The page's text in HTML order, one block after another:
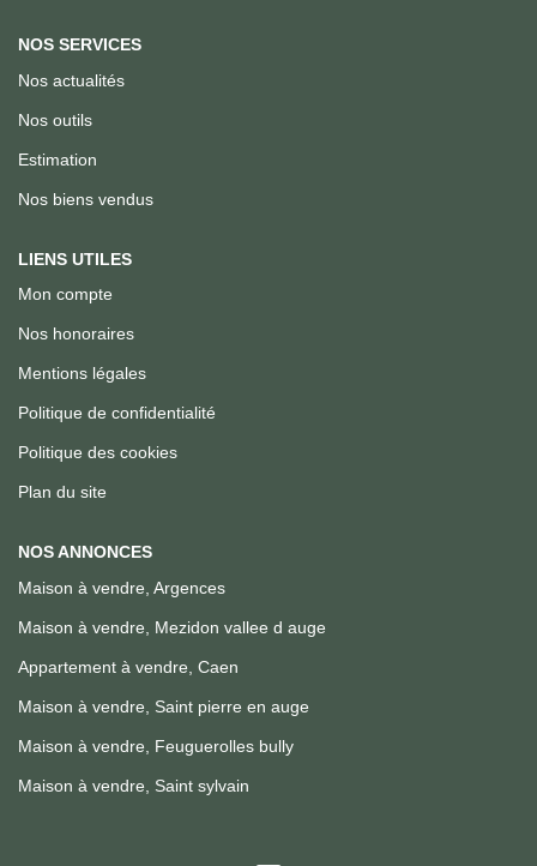
NOS SERVICES
Nos actualités
Nos outils
Estimation
Nos biens vendus
LIENS UTILES
Mon compte
Nos honoraires
Mentions légales
Politique de confidentialité
Politique des cookies
Plan du site
NOS ANNONCES
Maison à vendre, Argences
Maison à vendre, Mezidon vallee d auge
Appartement à vendre, Caen
Maison à vendre, Saint pierre en auge
Maison à vendre, Feuguerolles bully
Maison à vendre, Saint sylvain